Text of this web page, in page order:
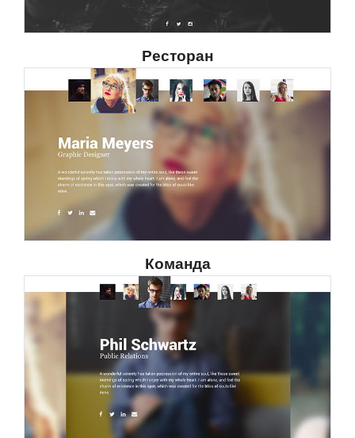
Ресторан
Команда